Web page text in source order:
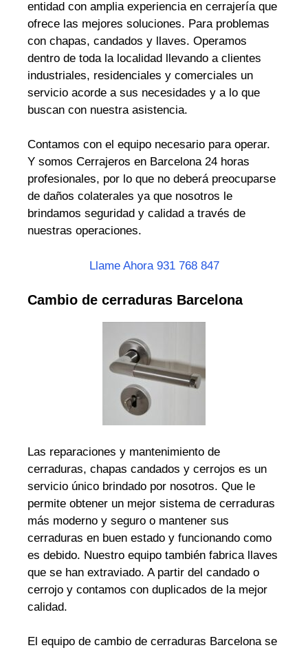
entidad con amplia experiencia en cerrajería que
ofrece las mejores soluciones. Para problemas
con chapas, candados y llaves. Operamos
dentro de toda la localidad llevando a clientes
industriales, residenciales y comerciales un
servicio acorde a sus necesidades y a lo que
buscan con nuestra asistencia.
Contamos con el equipo necesario para operar.
Y somos Cerrajeros en Barcelona 24 horas
profesionales, por lo que no deberá preocuparse
de daños colaterales ya que nosotros le
brindamos seguridad y calidad a través de
nuestras operaciones.
Llame Ahora 931 768 847
Cambio de cerraduras Barcelona
Las reparaciones y mantenimiento de
cerraduras, chapas candados y cerrojos es un
servicio único brindado por nosotros. Que le
permite obtener un mejor sistema de cerraduras
más moderno y seguro o mantener sus
cerraduras en buen estado y funcionando como
es debido. Nuestro equipo también fabrica llaves
que se han extraviado. A partir del candado o
cerrojo y contamos con duplicados de la mejor
calidad.
El equipo de cambio de cerraduras Barcelona se